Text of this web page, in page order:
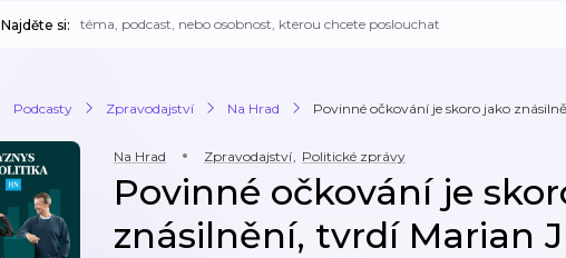
Najděte si:
Podcasty Zpravodajství Na Hrad Povinné očkování je skoro jako
Na Hrad Zpravodajství, Politické zprávy
Povinné očkování je
znásilnění, tvrdí Marian